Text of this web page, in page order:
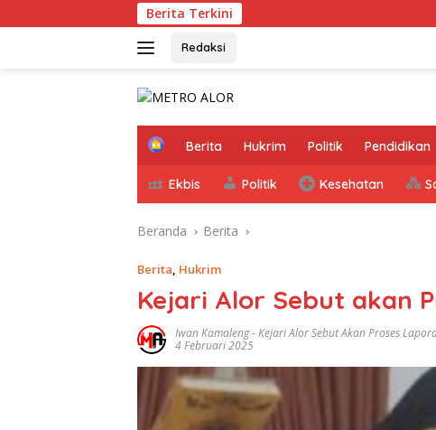
ke
Berita Terkini
Redaksi
H
m
e
Berita Hukrim Politik Pendidikan
Ekbis Politik Kesehatan
Beranda Berita
Berita, Hukrim
Kejari Alor Sebut akan
Iwan Kamaleng-Kejari Alor Sebut Akan Proses
4 Februari 2025